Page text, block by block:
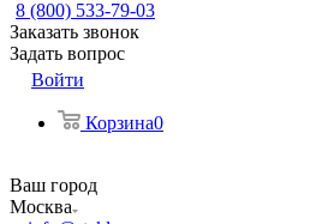
8 (800) 533-79-03
Заказать звонок
Задать вопрос
Войти
Корзина0
Ваш город
Москва